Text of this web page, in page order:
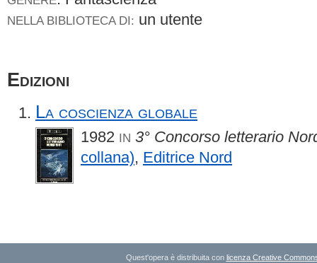
NELLA BIBLIOTECA DI: un utente
Edizioni
La coscienza globale
1982 IN 3° Concorso letterario
collana), Editrice Nord
Quest'opera è distribuita con licenza Creative